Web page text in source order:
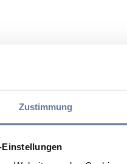
Zustimmung
Einstellungen